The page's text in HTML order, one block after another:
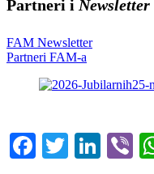
Partneri i Newsletter
FAM Newsletter
Partneri FAM-a
Facebook
Twitter